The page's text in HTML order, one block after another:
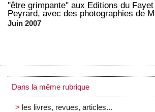
"être grimpante" aux Editions du
Peyrard, avec des photographies de
Juin 2007
Dans la même rubrique
les livres, revues, articles...